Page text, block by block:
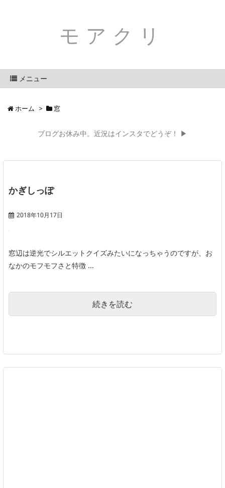
モアクリ
メニュー
ホーム > 窓
ブログお休み中。近況はインスタでどうぞ！ ▶
かぎしっぽ
2018年10月17日
窓辺は逆光でシルエットクイズみたいになっちゃうのですが、お
なかのモフモフさと特徴 ...
続きを読む